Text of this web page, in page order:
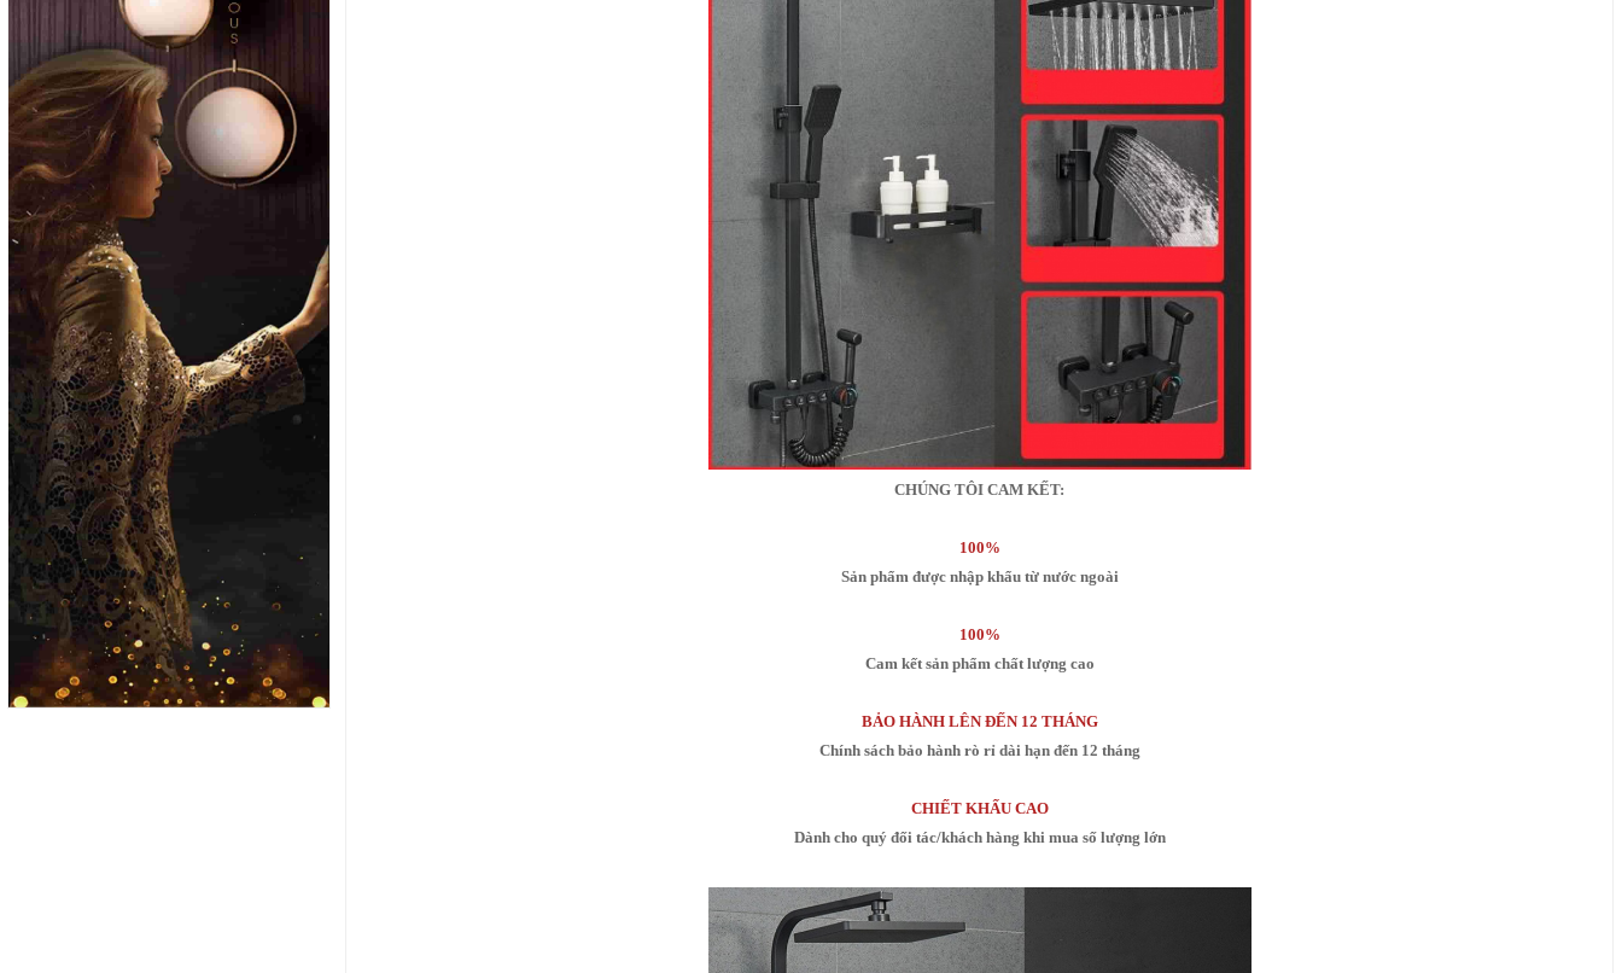
CHÚNG TÔI CAM KẾT:
100%
Sản phẩm được nhập khẩu từ nước ngoài
100%
Cam kết sản phẩm chất lượng cao
BẢO HÀNH LÊN ĐẾN 12 THÁNG
Chính sách bảo hành rò rỉ dài hạn đến 12 tháng
CHIẾT KHẤU CAO
Dành cho quý đối tác/khách hàng khi mua số lượng lớn